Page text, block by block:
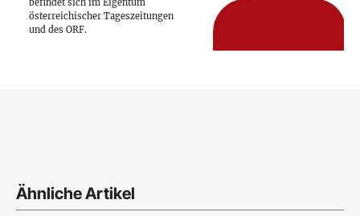
österreichischer Tageszeitungen
und des ORF.
Ähnliche Artikel